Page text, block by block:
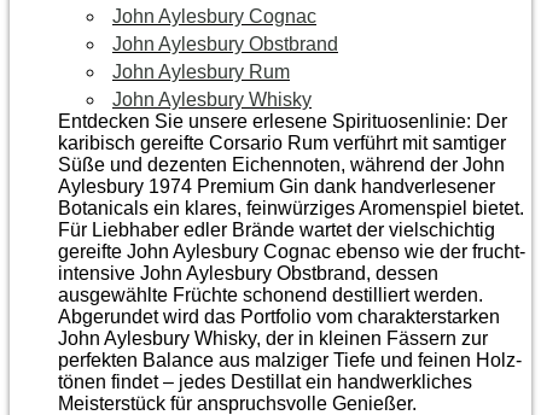
John Aylesbury Cognac
John Aylesbury Obstbrand
John Aylesbury Rum
John Aylesbury Whisky
Entdecken Sie unsere erlesene Spirituosenlinie: Der
karibisch gereifte Corsario Rum verführt mit samtiger
Süße und dezenten Eichen­noten, während der John
Aylesbury 1974 Premium Gin dank handverlesener
Botanicals ein klares, feinwürziges Aromenspiel bietet.
Für Liebhaber edler Brände wartet der vielschichtig
gereifte John Aylesbury Cognac ebenso wie der frucht­
intensive John Aylesbury Obstbrand, dessen
ausgewählte Früchte schonend destilliert werden.
Abgerundet wird das Portfolio vom charakterstarken
John Aylesbury Whisky, der in kleinen Fässern zur
perfekten Balance aus malziger Tiefe und feinen Holz­
tönen findet – jedes Destillat ein handwerkliches
Meister­stück für anspruchsvolle Genießer.